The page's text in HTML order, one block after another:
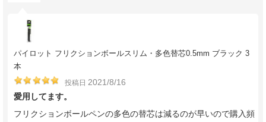
パイロット フリクションボールスリム・多色替芯0.5mm ブラック 3
本
投稿日 2021/8/16
愛用してます。
フリクションボールペンの多色の替芯は減るのが早いので購入頻